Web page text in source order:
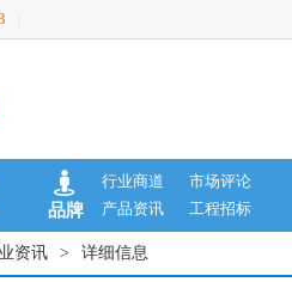
品牌
行业商道
市场评论
产品资讯
工程招标
资讯 > 详细信息